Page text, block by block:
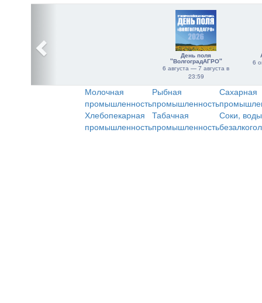
День поля
"ВолгоградАГРО"
6 августа — 7 августа в
23:59
6
Молочная
промышленность
Рыбная
промышленность
Сахарная
Хлебопекарная
промышленность
Табачная
промышленность
Соки,